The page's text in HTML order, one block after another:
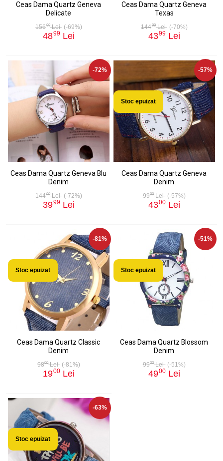
Ceas Dama Quartz Geneva
Delicate
15699Lei (-69%)
4899 Lei
Ceas Dama Quartz Geneva
Texas
14499Lei (-70%)
4399 Lei
-72%
Ceas Dama Quartz Geneva Blu
Denim
14499Lei (-72%)
3999 Lei
-57%
Stoc epuizat
Ceas Dama Quartz Geneva
Denim
9900Lei (-57%)
4300 Lei
-81%
Stoc epuizat
Ceas Dama Quartz Classic
Denim
9800Lei (-81%)
1900 Lei
-51%
Stoc epuizat
Ceas Dama Quartz Blossom
Denim
9900Lei (-51%)
4900 Lei
-63%
Stoc epuizat